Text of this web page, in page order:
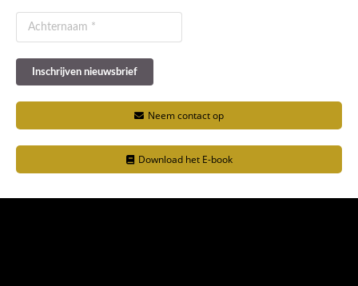
Neem contact op
Download het E-book